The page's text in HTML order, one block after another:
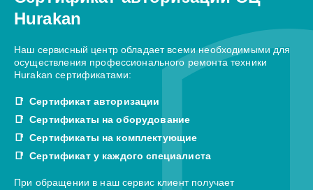
Hurakan
Наш сервисный центр обладает всеми необходимыми для
осуществления профессионального ремонта техники
Hurakan сертификатами:
Сертификат авторизации
Сертификаты на оборудование
Сертификаты на комплектующие
Сертификат у каждого специалиста
При обращении в наш сервис клиент получает